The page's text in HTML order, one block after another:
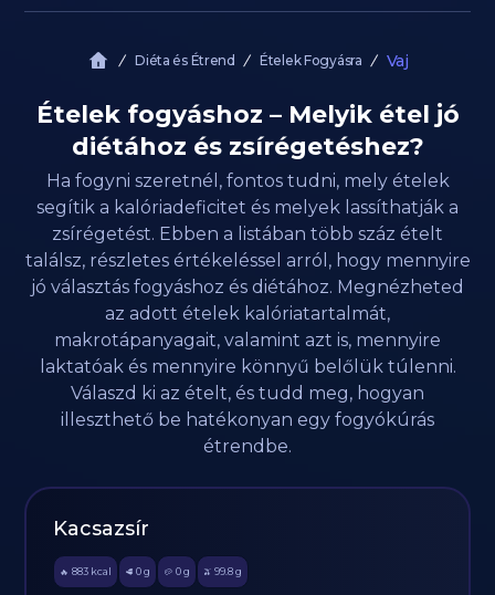
Diéta és Étrend Ételek Fogyásra Vaj
Ételek fogyáshoz – Melyik étel jó
diétához és zsírégetéshez?
Ha fogyni szeretnél, fontos tudni, mely ételek
segítik a kalóriadeficitet és melyek lassíthatják a
zsírégetést. Ebben a listában több száz ételt
találsz, részletes értékeléssel arról, hogy mennyire
jó választás fogyáshoz és diétához. Megnézheted
az adott ételek kalóriatartalmát,
makrotápanyagait, valamint azt is, mennyire
laktatóak és mennyire könnyű belőlük túlenni.
Válaszd ki az ételt, és tudd meg, hogyan
illeszthető be hatékonyan egy fogyókúrás
étrendbe.
Kacsazsír
🔥 883 kcal 🥩 0 g 🥔 0g 🫒 99.8 g